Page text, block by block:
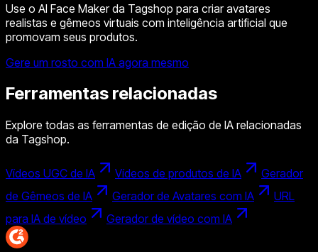
Use o AI Face Maker da Tagshop para criar avatares
realistas e gêmeos virtuais com inteligência artificial que
promovam seus produtos.
Gere um rosto com IA agora mesmo
Ferramentas relacionadas
Explore todas as ferramentas de edição de IA relacionadas
da Tagshop.
Vídeos UGC de IA Vídeos de produtos de IA
Gerador
de Gêmeos de IA
Gerador de Avatares com IA
URL
para IA de vídeo
Gerador de vídeo com IA